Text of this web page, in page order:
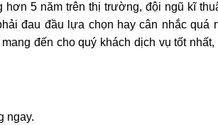
5 năm trên thị trường, đội ngũ kĩ
đau đầu lựa chọn hay cân nhắc quá
đến cho quý khách dịch vụ tốt
ngay.